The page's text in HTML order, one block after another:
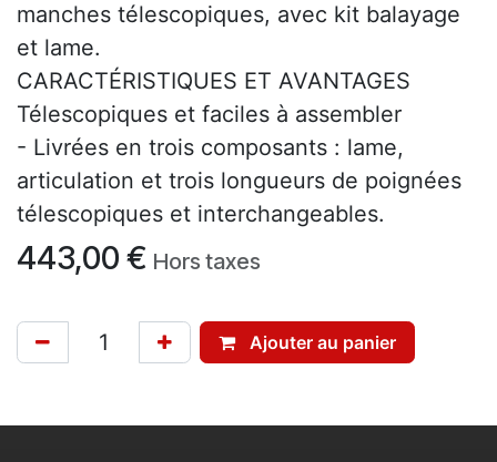
manches télescopiques, avec kit balayage
et lame.
CARACTÉRISTIQUES ET AVANTAGES
Télescopiques et faciles à assembler
- Livrées en trois composants : lame,
articulation et trois longueurs de poignées
télescopiques et interchangeables.
443,00 € Hors taxes
Ajouter au panier